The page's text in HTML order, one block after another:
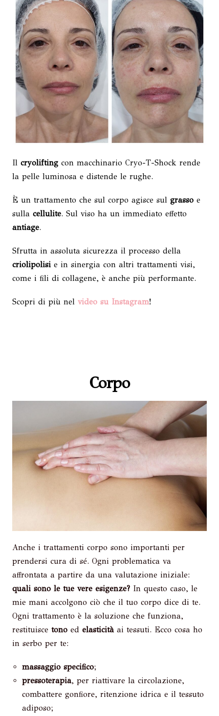
Il cryolifting con macchinario Cryo-T-Shock rende
la pelle luminosa e distende le rughe.
È un trattamento che sul corpo agisce sul grasso e
sulla cellulite. Sul viso ha un immediato effetto
antiage.
Sfrutta in assoluta sicurezza il processo della
criolipolisi e in sinergia con altri trattamenti visi,
come i fili di collagene, è anche più performante.
Scopri di più nel video su Instagram!
Corpo
Anche i trattamenti corpo sono importanti per
prendersi cura di sé. Ogni problematica va
affrontata a partire da una valutazione iniziale:
quali sono le tue vere esigenze? In questo caso, le
mie mani accolgono ciò che il tuo corpo dice di te.
Ogni trattamento è la soluzione che funziona,
restituisce tono ed elasticità ai tessuti. Ecco cosa ho
in serbo per te:
massaggio specifico;
pressoterapia, per riattivare la circolazione,
combattere gonfiore, ritenzione idrica e il tessuto
adiposo;